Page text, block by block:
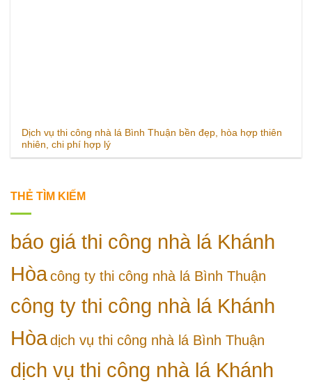
Dịch vụ thi công nhà lá Bình Thuận bền đẹp, hòa hợp thiên
nhiên, chi phí hợp lý
THẺ TÌM KIẾM
báo giá thi công nhà lá Khánh
Hòacông ty thi công nhà lá Bình Thuận
công ty thi công nhà lá Khánh
Hòadịch vụ thi công nhà lá Bình Thuận
dịch vụ thi công nhà lá Khánh